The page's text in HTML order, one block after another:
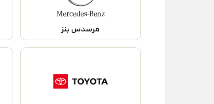
مرسدس بنز